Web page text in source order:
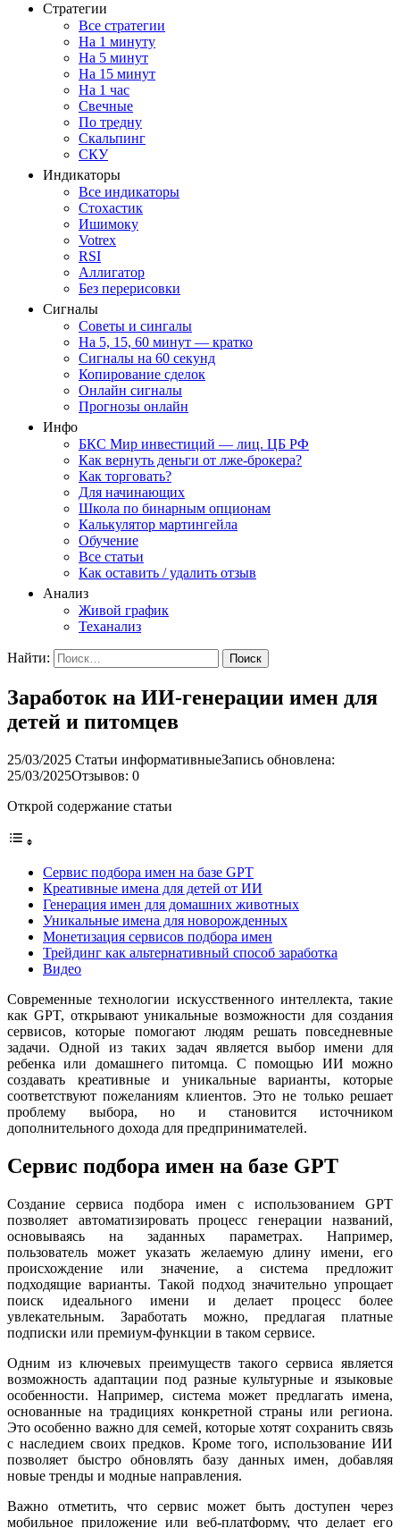
Стратегии
Все стратегии
На 1 минуту
На 5 минут
На 15 минут
На 1 час
Свечные
По тредну
Скальпинг
СКУ
Индикаторы
Все индикаторы
Стохастик
Ишимоку
Votrex
RSI
Аллигатор
Без перерисовки
Сигналы
Советы и сингалы
На 5, 15, 60 минут — кратко
Сигналы на 60 секунд
Копирование сделок
Онлайн сигналы
Прогнозы онлайн
Инфо
БКС Мир инвестиций — лиц. ЦБ РФ
Как вернуть деньги от лже-брокера?
Как торговать?
Для начинающих
Школа по бинарным опционам
Калькулятор мартингейла
Обучение
Все статьи
Как оставить / удалить отзыв
Анализ
Живой график
Теханализ
Найти:
Заработок на ИИ-генерации имен для
детей и питомцев
25/03/2025 Статьи информативныеЗапись обновлена:
25/03/2025Отзывов: 0
Открой содержание статьи
Сервис подбора имен на базе GPT
Креативные имена для детей от ИИ
Генерация имен для домашних животных
Уникальные имена для новорожденных
Монетизация сервисов подбора имен
Трейдинг как альтернативный способ заработка
Видео
Современные технологии искусственного интеллекта, такие
как GPT, открывают уникальные возможности для создания
сервисов, которые помогают людям решать повседневные
задачи. Одной из таких задач является выбор имени для
ребенка или домашнего питомца. С помощью ИИ можно
создавать креативные и уникальные варианты, которые
соответствуют пожеланиям клиентов. Это не только решает
проблему выбора, но и становится источником
дополнительного дохода для предпринимателей.
Сервис подбора имен на базе GPT
Создание сервиса подбора имен с использованием GPT
позволяет автоматизировать процесс генерации названий,
основываясь на заданных параметрах. Например,
пользователь может указать желаемую длину имени, его
происхождение или значение, а система предложит
подходящие варианты. Такой подход значительно упрощает
поиск идеального имени и делает процесс более
увлекательным. Заработать можно, предлагая платные
подписки или премиум-функции в таком сервисе.
Одним из ключевых преимуществ такого сервиса является
возможность адаптации под разные культурные и языковые
особенности. Например, система может предлагать имена,
основанные на традициях конкретной страны или региона.
Это особенно важно для семей, которые хотят сохранить связь
с наследием своих предков. Кроме того, использование ИИ
позволяет быстро обновлять базу данных имен, добавляя
новые тренды и модные направления.
Важно отметить, что сервис может быть доступен через
мобильное приложение или веб-платформу, что делает его